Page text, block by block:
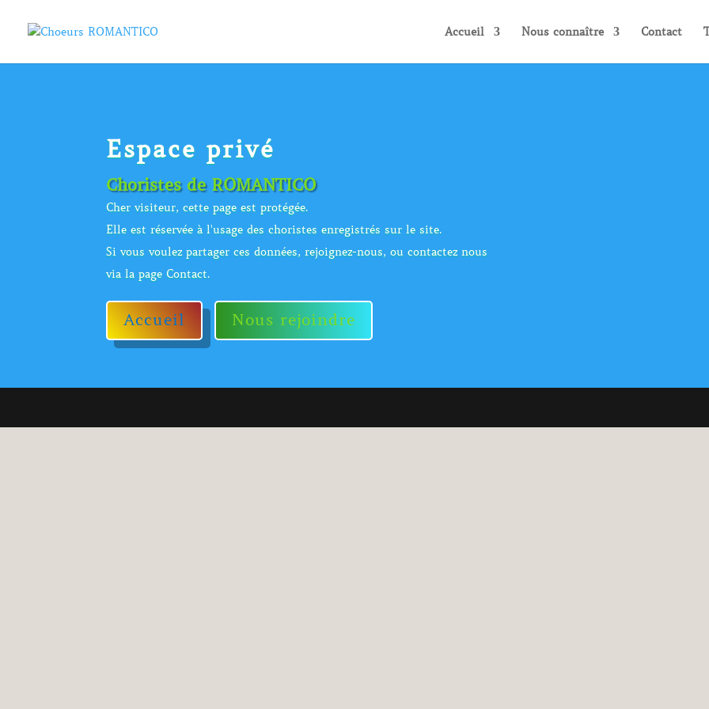
Accueil Nous connaître Contact
Espace privé
Choristes de ROMANTICO
Cher visiteur, cette page est protégée.
Elle est réservée à l'usage des choristes enregistrés sur le site.
Si vous voulez partager ces données, rejoignez-nous, ou contactez nous
via la page Contact.
Accueil Nous rejoindre